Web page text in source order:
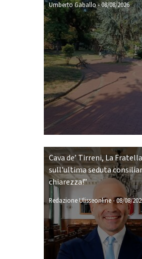
Umberto Gaballo-08/08/2026
Cava de’ Tirreni, La
sull'ultima seduta
chiarezza!”
Redazione Ulisseonline-08/08/